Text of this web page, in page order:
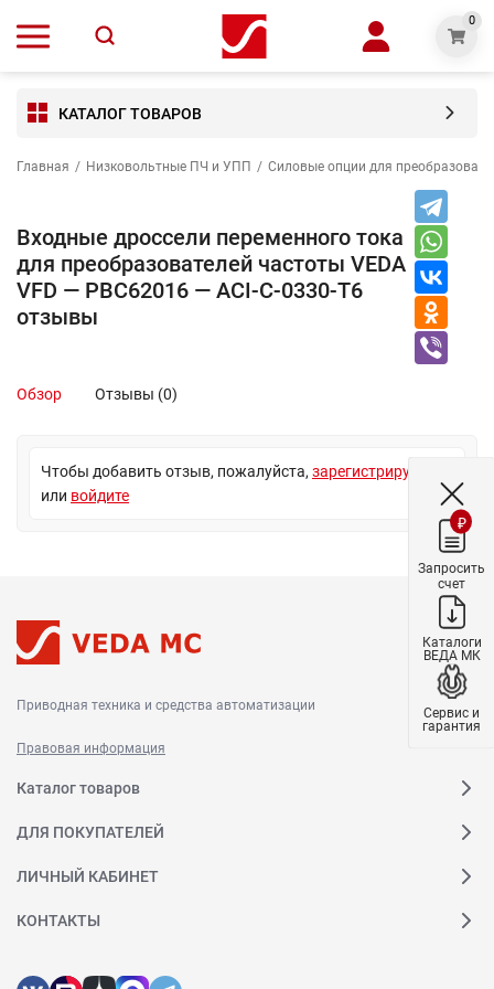
0
КАТАЛОГ ТОВАРОВ
Главная / Низковольтные ПЧ и УПП / Силовые опции для
Входные дроссели переменного тока
для преобразователей частоты VEDA
VFD — PBC62016 — ACI-C-0330-T6
отзывы
Обзор Отзывы (0)
Чтобы добавить отзыв, пожалуйста, зарегистрируйтесь
или войдите
Приводная техника и средства автоматизации
Правовая информация
Каталог товаров
ДЛЯ ПОКУПАТЕЛЕЙ
ЛИЧНЫЙ КАБИНЕТ
КОНТАКТЫ
₽
Запросить
счет
Каталоги
ВЕДА МК
Сервис и
гарантия